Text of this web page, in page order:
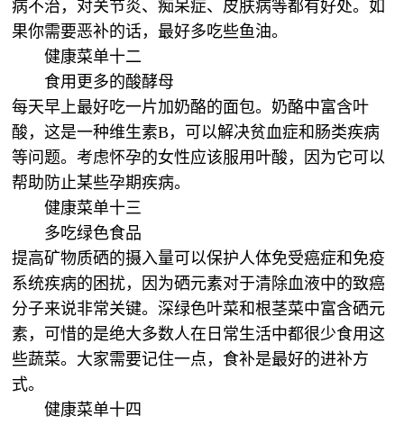
病不治，对关节炎、痴呆症、皮肤病等都有好处。如
果你需要恶补的话，最好多吃些鱼油。
健康菜单十二
食用更多的酸酵母
每天早上最好吃一片加奶酪的面包。奶酪中富含叶
酸，这是一种维生素B，可以解决贫血症和肠类疾病
等问题。考虑怀孕的女性应该服用叶酸，因为它可以
帮助防止某些孕期疾病。
健康菜单十三
多吃绿色食品
提高矿物质硒的摄入量可以保护人体免受癌症和免疫
系统疾病的困扰，因为硒元素对于清除血液中的致癌
分子来说非常关键。深绿色叶菜和根茎菜中富含硒元
素，可惜的是绝大多数人在日常生活中都很少食用这
些蔬菜。大家需要记住一点，食补是最好的进补方
式。
健康菜单十四